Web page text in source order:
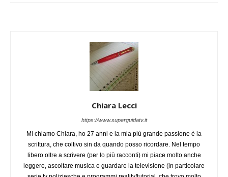
Chiara Lecci
https://www.superguidatv.it
Mi chiamo Chiara, ho 27 anni e la mia più grande passione è la
scrittura, che coltivo sin da quando posso ricordare. Nel tempo
libero oltre a scrivere (per lo più racconti) mi piace molto anche
leggere, ascoltare musica e guardare la televisione (in particolare